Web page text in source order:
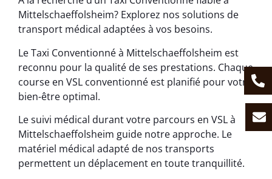
Mittelschaeffolsheim? Explorez nos solutions de
transport médical adaptées à vos besoins.
Le Taxi Conventionné à Mittelschaeffolsheim est
reconnu pour la qualité de ses prestations. Chaque
course en VSL conventionné est planifié pour votre
bien-être optimal.
Le suivi médical durant votre parcours en VSL à
Mittelschaeffolsheim guide notre approche. Le
matériel médical adapté de nos transports
permettent un déplacement en toute tranquillité.